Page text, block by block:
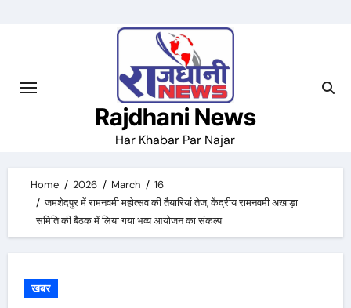
Rajdhani News
Har Khabar Par Najar
Home 2026 March
16
जमशेदपुर में रामनवमी महोत्सव की तैयारियां तेज, केंद्रीय रामनवमी अखाड़ा
समिति की बैठक में लिया गया भव्य आयोजन का संकल्प
खबर